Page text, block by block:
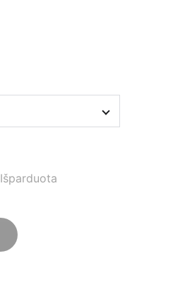
Išparduota